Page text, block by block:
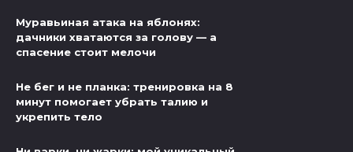
Муравьиная атака на яблонях:
дачники хватаются за голову — а
спасение стоит мелочи
Не бег и не планка: тренировка на 8
минут помогает убрать талию и
укрепить тело